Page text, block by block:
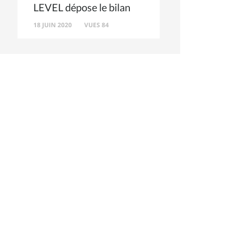
LEVEL dépose le bilan
18 JUIN 2020 VUES 84